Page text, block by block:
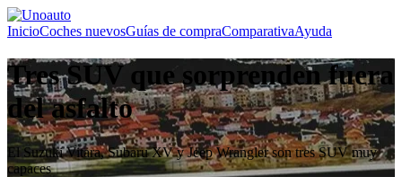
InicioCoches nuevosGuías de compraComparativaAyuda
Tres SUV que sorprenden fuera
del asfalto
El Suzuki Vitara, Subaru XV y Jeep Wrangler son tres SUV muy
capaces